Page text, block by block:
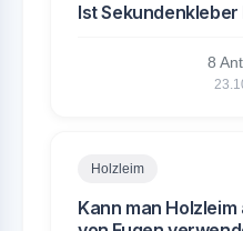
Ist
8
Holzleim
Kann man